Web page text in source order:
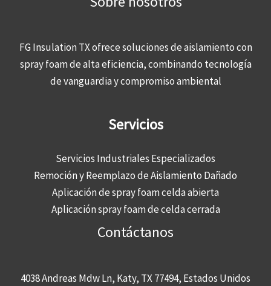
FG Insulation TX ofrece soluciones de aislamiento con
spray foam de alta eficiencia, combinando tecnología
de vanguardia y compromiso ambiental
Servicios
Servicios Industriales Especializados
Remoción y Reemplazo de Aislamiento Dañado
Aplicación de spray foam celda abierta
Aplicación spray foam de celda cerrada
Contáctanos
4038 Andreas Mdw Ln, Katy, TX 77494, Estados Unidos